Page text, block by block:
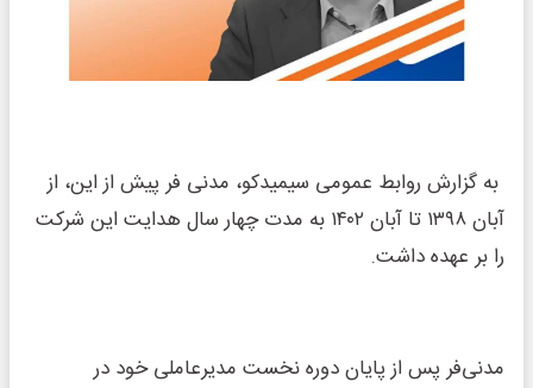
به گزارش روابط عمومی سیمیدکو، مدنی فر پیش از این، از
آبان ۱۳۹۸ تا آبان ۱۴۰۲ به مدت چهار سال هدایت این شرکت
را بر عهده داشت.
مدنی‌فر پس از پایان دوره نخست مدیرعاملی خود در